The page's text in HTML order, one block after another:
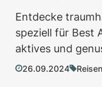
Entdecke
speziell für Best
aktives und
26.09.2024